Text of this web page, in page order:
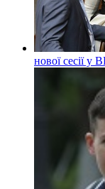
нової сесії